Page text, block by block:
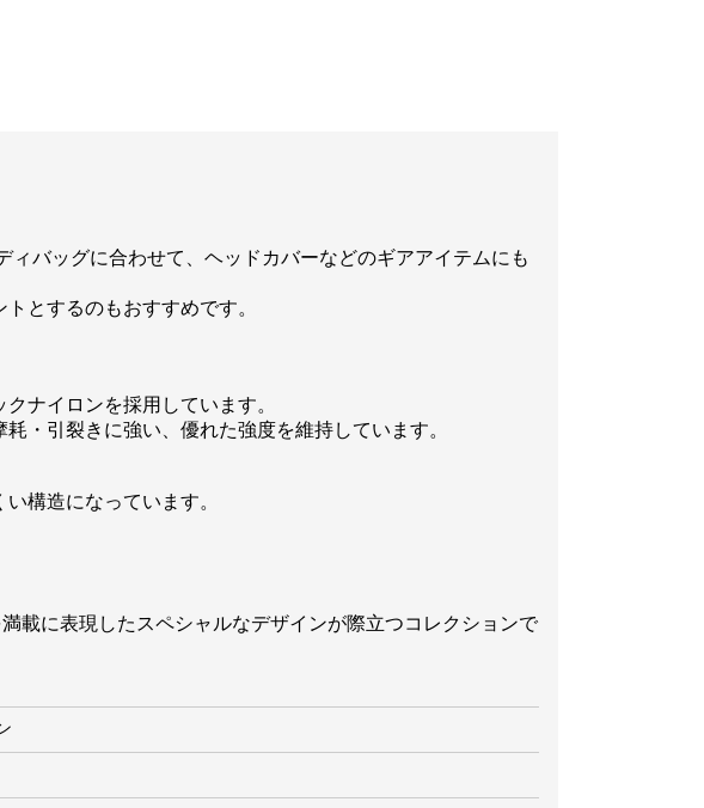
バッグに合わせて、ヘッドカバーなどのギアアイテムにも
とするのもおすすめです。
ナイロンを採用しています。
・引裂きに強い、優れた強度を維持しています。
構造になっています。
載に表現したスペシャルなデザインが際立つコレクションで